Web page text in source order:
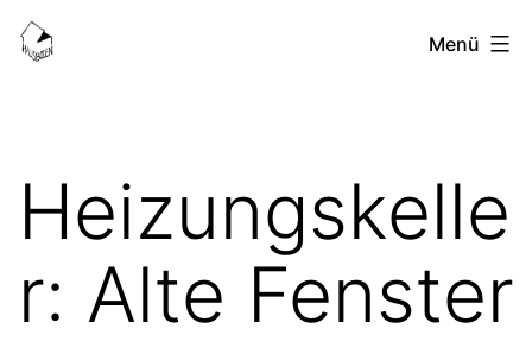
Zum
Inhalt
HausBoden-
Menü
Heizungskelle
r: Alte Fenster